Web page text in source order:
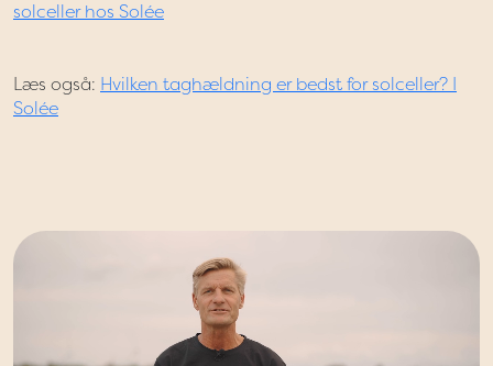
solceller hos Solée
Læs også: Hvilken taghældning er bedst for solceller? I
Solée